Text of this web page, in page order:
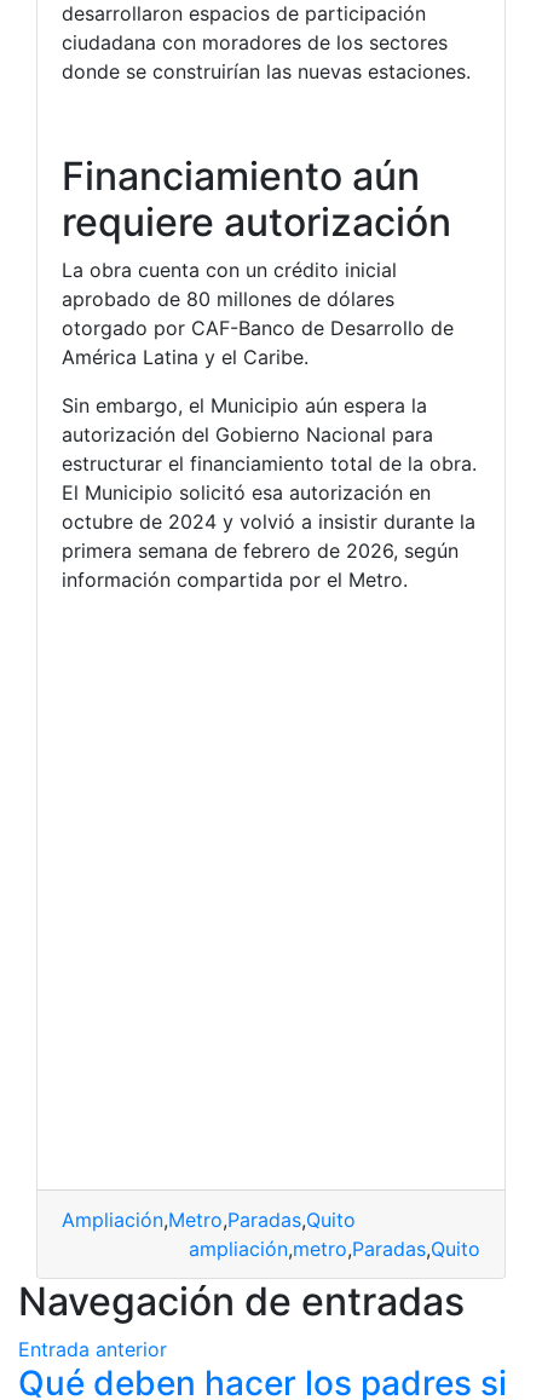
desarrollaron espacios de participación
ciudadana con moradores de los sectores
donde se construirían las nuevas estaciones.
Financiamiento aún
requiere autorización
La obra cuenta con un crédito inicial
aprobado de 80 millones de dólares
otorgado por CAF-Banco de Desarrollo de
América Latina y el Caribe.
Sin embargo, el Municipio aún espera la
autorización del Gobierno Nacional para
estructurar el financiamiento total de la obra.
El Municipio solicitó esa autorización en
octubre de 2024 y volvió a insistir durante la
primera semana de febrero de 2026, según
información compartida por el Metro.
Ampliación,Metro,Paradas,Quito
ampliación,metro,Paradas,Quito
Navegación de entradas
Entrada anterior
Qué deben hacer los padres si